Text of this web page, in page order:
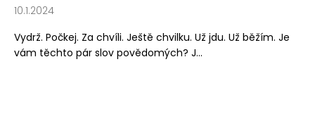
10.1.2024
Vydrž. Počkej. Za chvíli. Ještě chvilku. Už jdu. Už běžím. Je
vám těchto pár slov povědomých? J...
a
j
í